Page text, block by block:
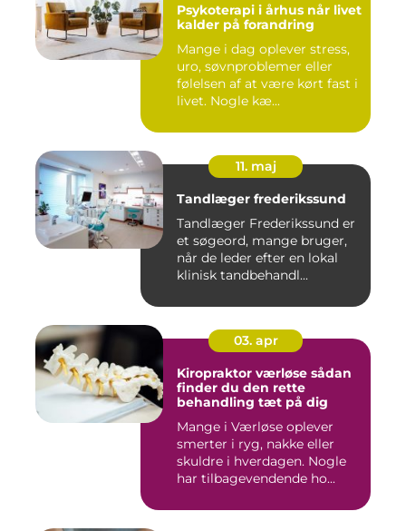
Psykoterapi i århus når livet
kalder på forandring
Mange i dag oplever stress,
uro, søvnproblemer eller
følelsen af at være kørt fast i
livet. Nogle kæ...
11. maj
Tandlæger frederikssund
Tandlæger Frederikssund er
et søgeord, mange bruger,
når de leder efter en lokal
klinisk tandbehandl...
03. apr
Kiropraktor værløse sådan
finder du den rette
behandling tæt på dig
Mange i Værløse oplever
smerter i ryg, nakke eller
skuldre i hverdagen. Nogle
har tilbagevendende ho...